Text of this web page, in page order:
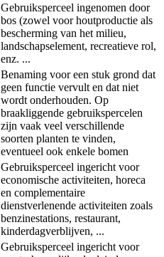
Gebruiksperceel ingenomen door
bos (zowel voor houtproductie als
bescherming van het milieu,
landschapselement, recreatieve rol,
enz. ...
Benaming voor een stuk grond dat
geen functie vervult en dat niet
wordt onderhouden. Op
braakliggende gebruikspercelen
zijn vaak veel verschillende
soorten planten te vinden,
eventueel ook enkele bomen
Gebruiksperceel ingericht voor
economische activiteiten, horeca
en complementaire
dienstverlenende activiteiten zoals
benzinestations, restaurant,
kinderdagverblijven, ...
Gebruiksperceel ingericht voor